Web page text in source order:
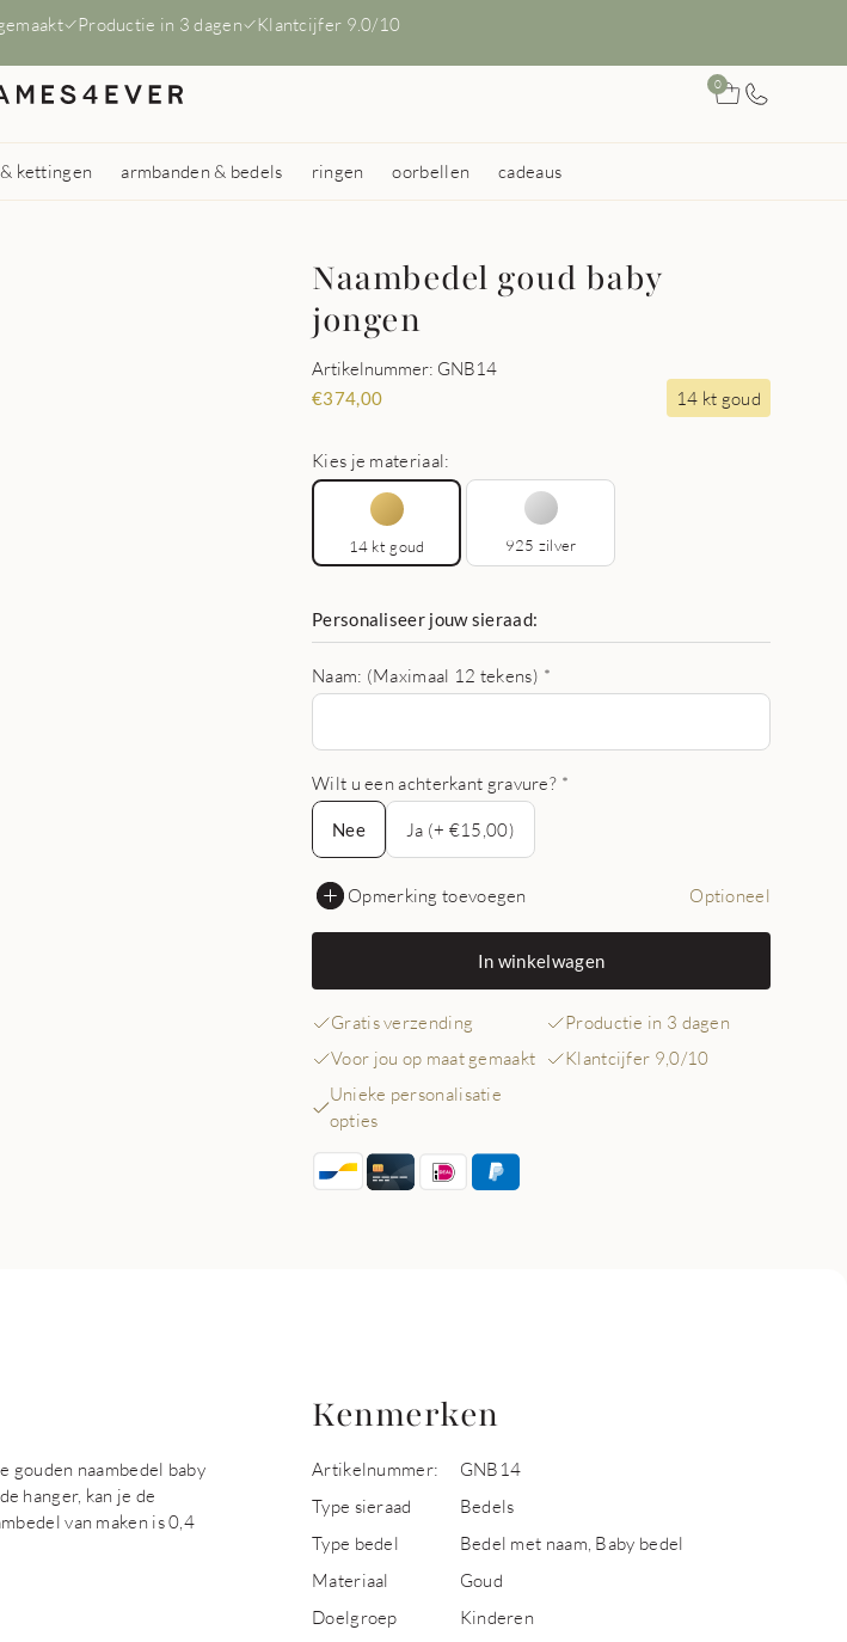
Productie in 3 dagen Klantcijfer 9.0/10
0
kettingen armbanden & bedels ringen oorbellen cadeaus
Naambedel goud baby
jongen
Artikelnummer: GNB14
€374,00 14 kt goud
Kies je materiaal:
14 kt goud 925 zilver
Personaliseer jouw sieraad:
Naam: (Maximaal 12 tekens) *
Wilt u een achterkant gravure? *
Nee
Nee
Ja (+ €15,00)
Opmerking toevoegen Optioneel
In winkelwagen
Gratis verzending
Productie in 3 dagen
Voor jou op maat gemaakt
Klantcijfer 9,0/10
Unieke personalisatie
opties
gouden naambedel baby
hanger, kan je de
van maken is 0,4
Kenmerken
Artikelnummer:
GNB14
Type sieraad
Bedels
Type bedel
Bedel met naam, Baby bedel
Materiaal
Goud
Doelgroep
Kinderen